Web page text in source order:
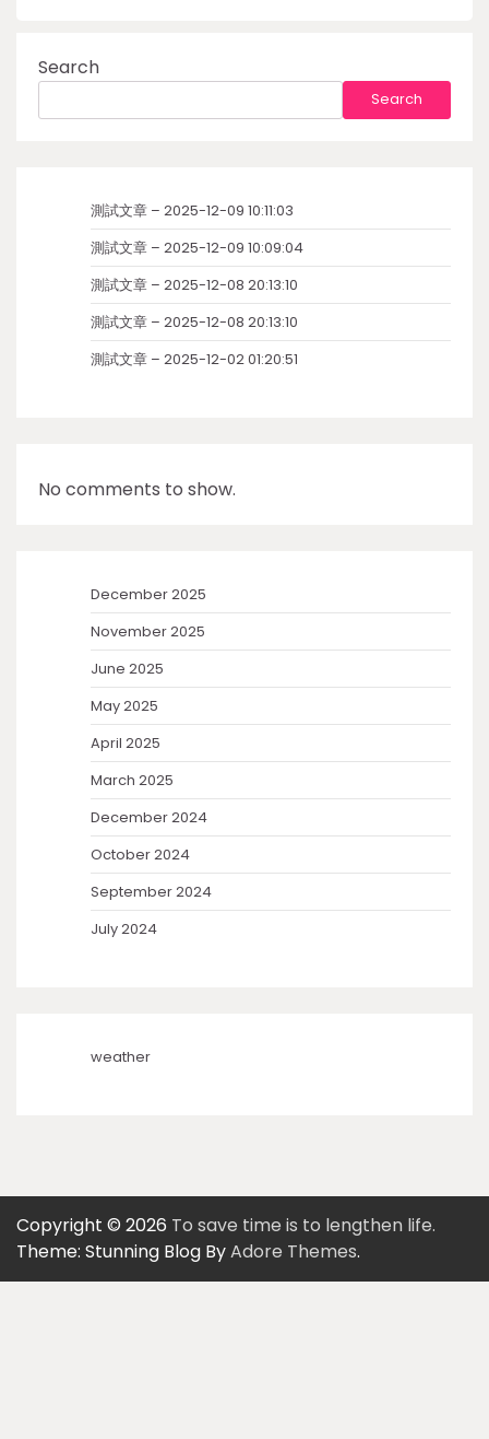
Search
Search
測試文章 – 2025-12-09 10:11:03
測試文章 – 2025-12-09 10:09:04
測試文章 – 2025-12-08 20:13:10
測試文章 – 2025-12-08 20:13:10
測試文章 – 2025-12-02 01:20:51
No comments to show.
December 2025
November 2025
June 2025
May 2025
April 2025
March 2025
December 2024
October 2024
September 2024
July 2024
weather
Copyright © 2026 To save time is to lengthen life.
Theme: Stunning Blog ByAdore Themes.